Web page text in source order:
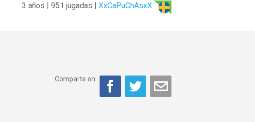
3 años | 951 jugadas | XxCaPuChAsxX
Comparte en: